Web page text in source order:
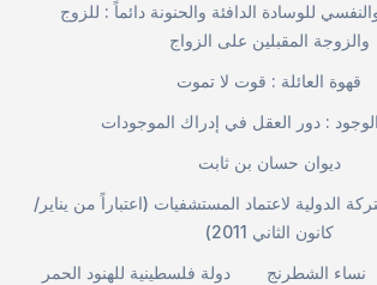
للوسادة الدافئة والحنونة دائماً : للزوج
والزوجة المقبلين على الزواج
قهوة العائلة : قوت لا تموت
: دور العقل في إدراك الموجودات
ديوان حسان بن ثابت
الدولية لاعتماد المستشفيات (اعتباراً من يناير/
كانون الثاني 2011)
دولة فلسطينية للهنود الحمر
نساء الشطرنج